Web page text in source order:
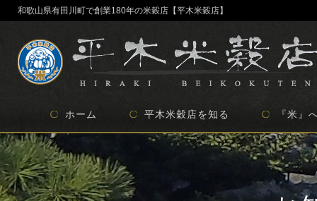
和歌山県有田川町で創業180年の米穀店【平木米穀店】
ホーム 平木米穀店を知る
創業180年の歴史
当店のこだわり
委託事業について
地域貢献の取り組み
『米』